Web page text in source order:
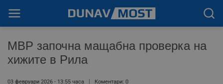
МВР започна мащабна проверка на
хижите в Рила
03 февруари 2026 - 13:55 часа Коментари: 0